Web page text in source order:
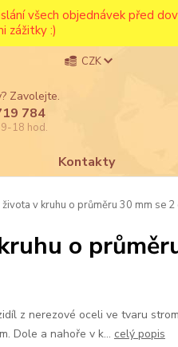
všech objednávek před
zážitky :)
Kontakty
CZK
Zavolejte.
784
18 hod.
v kruhu o průměru 30 mm se 2
o
z nerezové oceli ve tvaru
Dole a nahoře v k... celý popis